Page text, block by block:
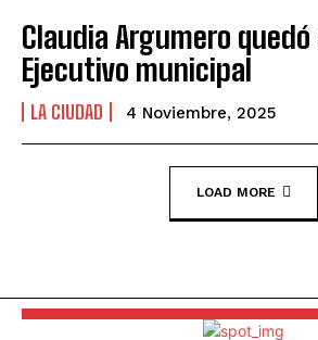
Claudia Argumero
Ejecutivo municipal
LA CIUDAD 4 Noviembre, 2025
LOAD MORE